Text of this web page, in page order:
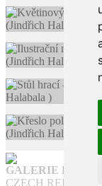
GALERIE
CZECH REPUBLIC